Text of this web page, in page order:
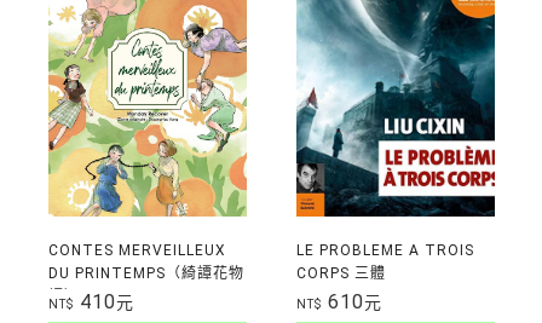
CONTES MERVEILLEUX
DU PRINTEMPS（綺譚花物
語）
NT$ 410元
LE PROBLEME A TROIS
CORPS 三體
NT$ 610元